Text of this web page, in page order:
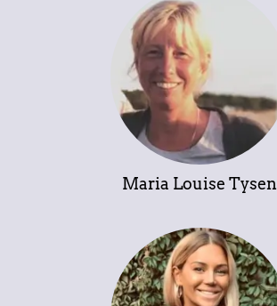
Maria Louise Tysen